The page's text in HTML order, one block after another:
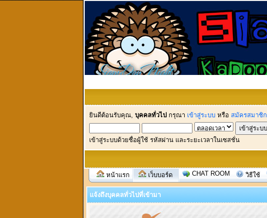
ยินดีต้อนรับคุณ, บุคคลทั่วไป กรุณา เข้าสู่ระบบ หรือ สมัครสมาชิก
เข้าสู่ระบบด้วยชื่อผู้ใช้ รหัสผ่าน และระยะเวลาในเซสชั่น
หน้าแรก เว็บบอร์ด CHAT ROOM วิธีใช้
แจ้งถึงบุคคลทั่วไปที่เข้ามา